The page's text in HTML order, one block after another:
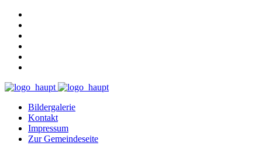
Bildergalerie
Kontakt
Impressum
Zur Gemeindeseite